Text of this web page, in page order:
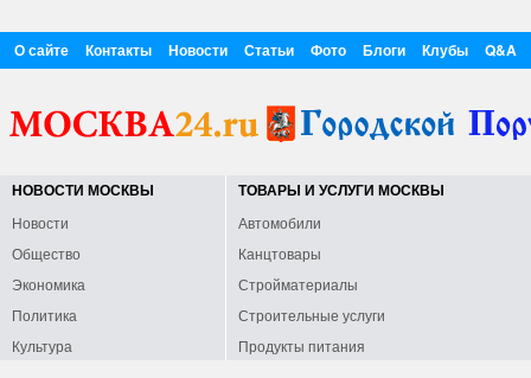
О сайте Контакты Новости Статьи Фото Блоги Клубы Q&A
НОВОСТИ МОСКВЫ
Новости
Общество
Экономика
Политика
Культура
ТОВАРЫ И УСЛУГИ МОСКВЫ
Автомобили
Канцтовары
Стройматериалы
Строительные услуги
Продукты питания